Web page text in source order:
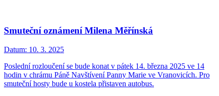
Smuteční oznámení Milena Měřínská
Datum: 10. 3. 2025
Poslední rozloučení se bude konat v pátek 14. března 2025 ve 14
hodin v chrámu Páně Navštívení Panny Marie ve Vranovicích. Pro
smuteční hosty bude u kostela přistaven autobus.